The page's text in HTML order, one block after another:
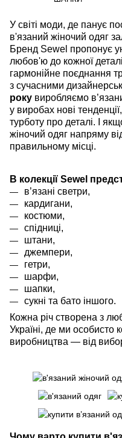
У світі моди, де панує
в'язаний жіночий одяг
Бренд Sewel пропонує
любов'ю до кожної
гармонійне поєднання
з сучасними
року виробляємо
у виробах нові
турботу про деталі. І
жіночий одяг напряму
правильному місці.
В колекції Sewel
в’язані светри,
кардигани,
костюми,
спідниці,
штани,
джемпери,
гетри,
шарфи,
шапки,
сукні та бато іншого.
Кожна річ створена з
Україні, де ми особисто
виробництва — від